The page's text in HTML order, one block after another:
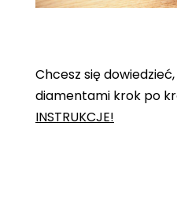
Chcesz się
diamentami krok po
INSTRUKCJE!